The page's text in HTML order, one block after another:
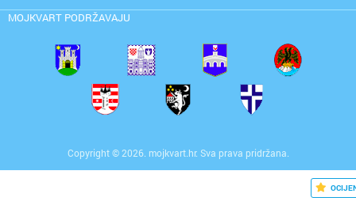
MOJKVART PODRŽAVAJU
Copyright © 2026. mojkvart.hr. Sva prava pridržana.